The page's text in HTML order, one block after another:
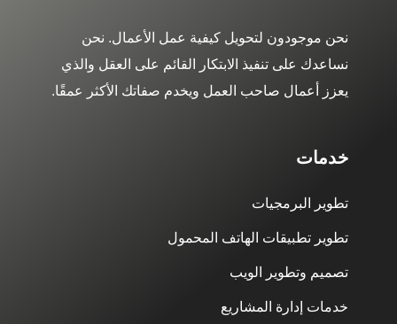
نحن موجودون لتحويل كيفية عمل الأعمال. نحن
نساعدك على تنفيذ الابتكار القائم على العقل والذي
يعزز أعمال صاحب العمل ويخدم صفاتك الأكثر عمقًا.
خدمات
تطوير البرمجيات
تطوير تطبيقات الهاتف المحمول
تصميم وتطوير الويب
خدمات إدارة المشاريع